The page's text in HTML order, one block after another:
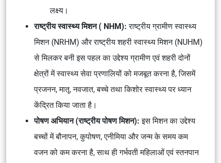
लक्ष्य।
राष्ट्रीय स्वास्थ्य मिशन ( NHM): राष्ट्रीय ग्रामीण स्वास्थ्य
मिशन (NRHM) और राष्ट्रीय शहरी स्वास्थ्य मिशन (NUHM)
से मिलकर बनी इस पहल का उद्देश्य ग्रामीण एवं शहरी दोनों
क्षेत्रों में स्वास्थ्य सेवा प्रणालियों को मजबूत करना है, जिसमें
प्रजनन, मातृ, नवजात, बच्चे तथा किशोर स्वास्थ्य पर ध्यान
केंद्रित किया जाता है।
पोषण अभियान (राष्ट्रीय पोषण मिशन):इस मिशन का उद्देश्य
बच्चों में बौनापन, कुपोषण, एनीमिया और जन्म के समय कम
वजन को कम करना है, साथ ही गर्भवती महिलाओं एवं स्तनपान